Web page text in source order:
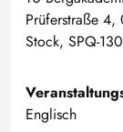
Prüferstraße
Stock, SPQ-
Englisch